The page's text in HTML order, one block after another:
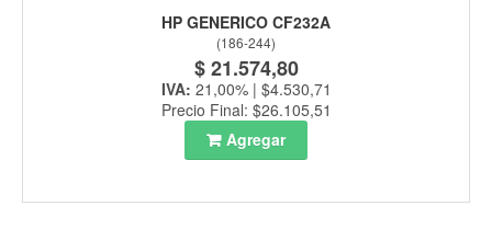
HP GENERICO CF232A
(186-244)
$ 21.574,80
IVA: 21,00% | $4.530,71
Precio Final: $26.105,51
Agregar